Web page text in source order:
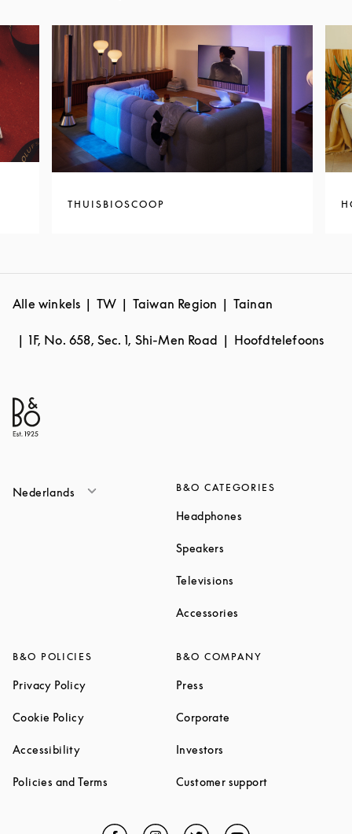
THUISBIOSCOOP
Alle winkels TW Taiwan Region Tainan
1F, No. 658, Sec. 1, Shi-Men Road Hoofdtelefoons
Nederlands B&O CATEGORIES
Headphones
Speakers
Televisions
Accessories
B&O POLICIES
Privacy PolicyLink Opens in New Tab
Cookie PolicyLink Opens in New Tab
AccessibilityLink Opens in New Tab
Policies and Terms Link Opens in New Tab
B&O COMPANY
Press
Corporate
Investors
Customer supportLink Opens in